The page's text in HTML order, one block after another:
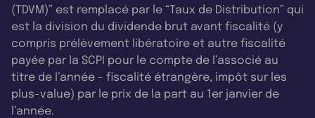
(TDVM)” est remplacé par le “Taux de Distribution” qui
est la division du dividende brut avant fiscalité (y
compris prélèvement libératoire et autre fiscalité
payée par la SCPI pour le compte de l’associé au
titre de l’année - fiscalité étrangère, impôt sur les
plus-value) par le prix de la part au 1er janvier de
l’année.